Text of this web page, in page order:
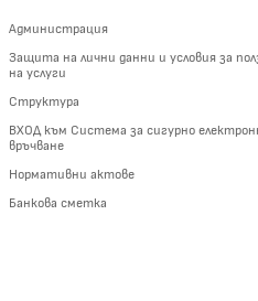
Администрация
Защита на лични данни и условия за
на услуги
Структура
ВХОД към Система за сигурно
връчване
Нормативни актове
Банкова сметка